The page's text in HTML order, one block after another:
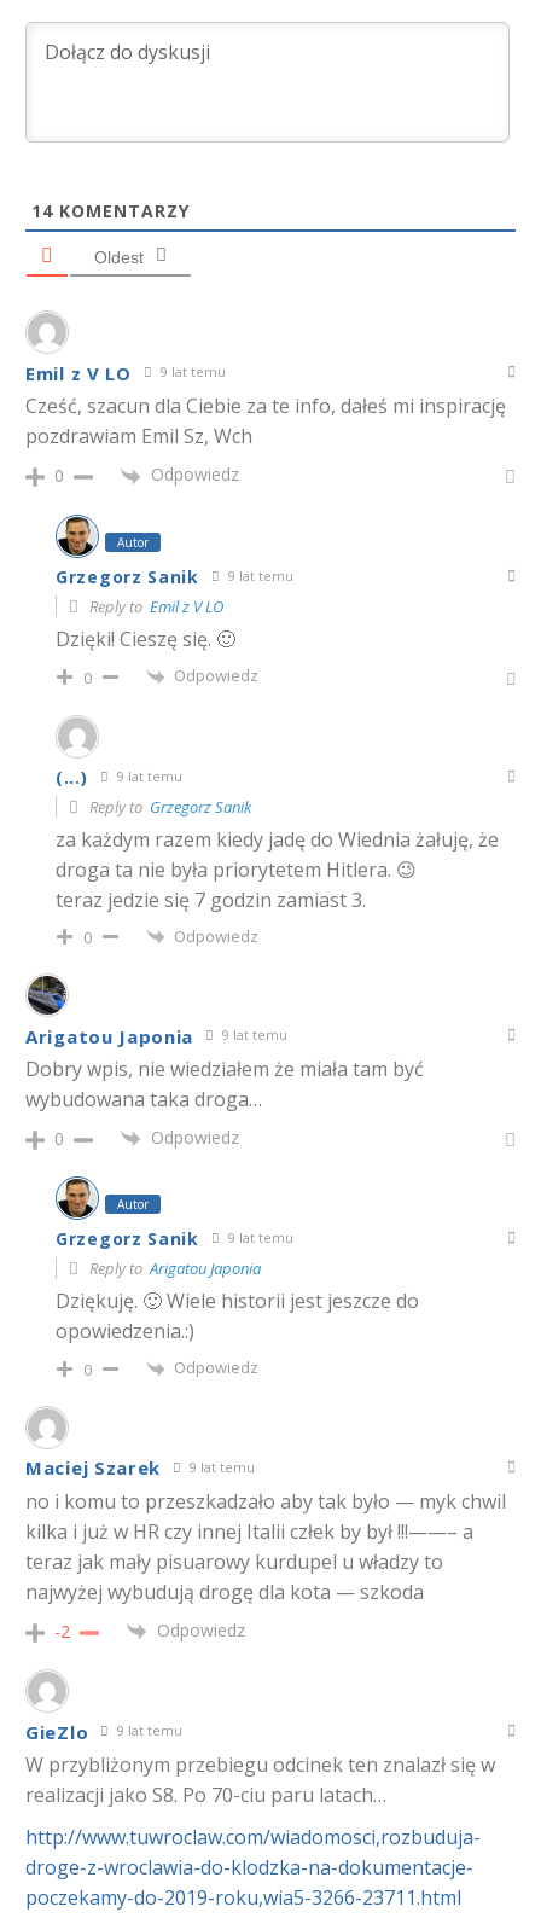
14 KOMENTARZY
Oldest
Emil z V LO 9 lat temu
Cześć, szacun dla Ciebie za te info, dałeś mi inspirację
pozdrawiam Emil Sz, Wch
0 Odpowiedz
Autor
Grzegorz Sanik 9 lat temu
Reply to Emil z V LO
Dzięki! Cieszę się. 🙂
0 Odpowiedz
(...) 9 lat temu
Reply to Grzegorz Sanik
za każdym razem kiedy jadę do Wiednia żałuję, że
droga ta nie była priorytetem Hitlera. 😉
teraz jedzie się 7 godzin zamiast 3.
0 Odpowiedz
Arigatou Japonia 9 lat temu
Dobry wpis, nie wiedziałem że miała tam być
wybudowana taka droga…
0 Odpowiedz
Autor
Grzegorz Sanik 9 lat temu
Reply toArigatou Japonia
Dziękuję. 🙂 Wiele historii jest jeszcze do
opowiedzenia.:)
0 Odpowiedz
Maciej Szarek 9 lat temu
no i komu to przeszkadzało aby tak było — myk chwil
kilka i już w HR czy innej Italii człek by był !!!——– a
teraz jak mały pisuarowy kurdupel u władzy to
najwyżej wybudują drogę dla kota — szkoda
-2 Odpowiedz
GieZlo 9 lat temu
W przybliżonym przebiegu odcinek ten znalazł się w
realizacji jako S8. Po 70-ciu paru latach…
http://www.tuwroclaw.com/wiadomosci,rozbuduja-
droge-z-wroclawia-do-klodzka-na-dokumentacje-
poczekamy-do-2019-roku,wia5-3266-23711.html